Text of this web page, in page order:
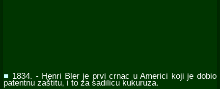
■ 1834. - Henri Bler je prvi crnac u Americi koji je dobio
patentnu zaštitu, i to za sadilicu kukuruza.